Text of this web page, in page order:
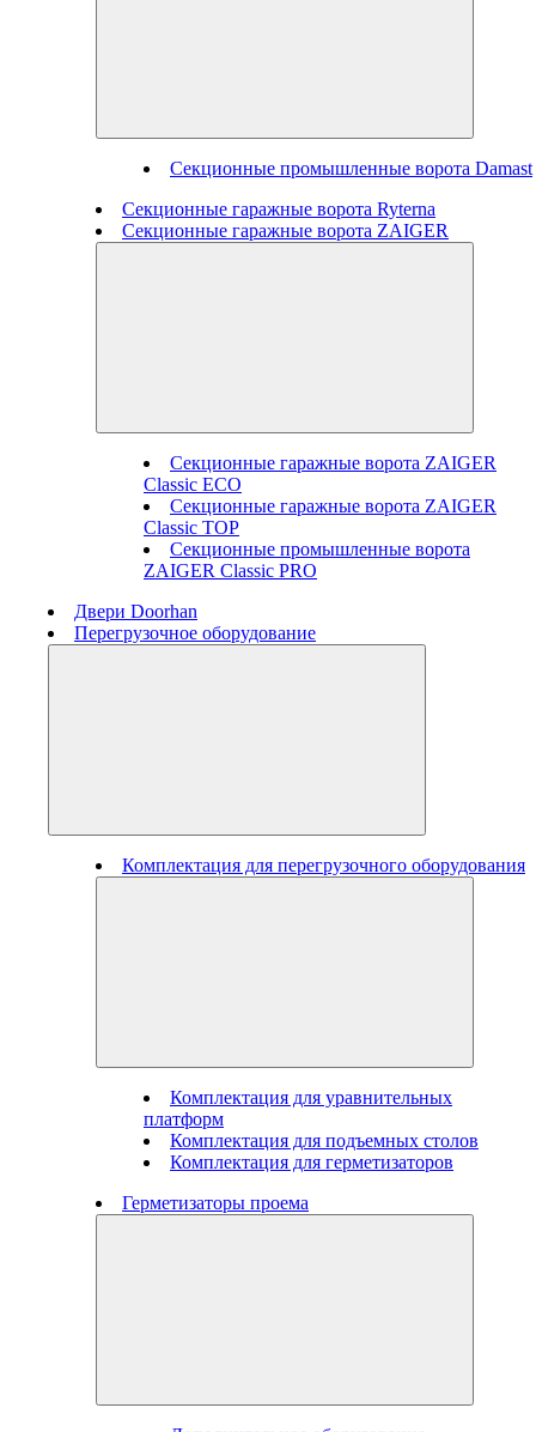
Секционные промышленные ворота Damast
Секционные гаражные ворота Ryterna
Секционные гаражные ворота ZAIGER
Секционные гаражные ворота ZAIGER
Classic ECO
Секционные гаражные ворота ZAIGER
Classic TOP
Секционные промышленные ворота
ZAIGER Classic PRO
Двери Doorhan
Перегрузочное оборудование
Комплектация для перегрузочного оборудования
Комплектация для уравнительных
платформ
Комплектация для подъемных столов
Комплектация для герметизаторов
Герметизаторы проема